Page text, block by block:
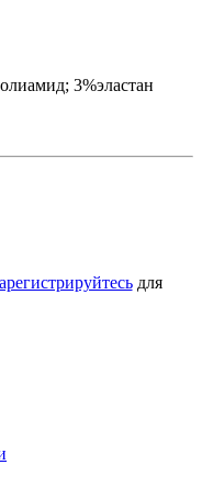
3%эластан
для